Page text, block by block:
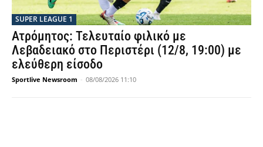
SUPER LEAGUE 1
Ατρόμητος: Τελευταίο φιλικό με
Λεβαδειακό στο Περιστέρι (12/8, 19:00) με
ελεύθερη είσοδο
Sportlive Newsroom - 08/08/2026 11:10